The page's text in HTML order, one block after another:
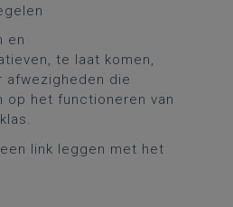
en
te laat komen,
afwezigheden die
op het functioneren van
link leggen met het